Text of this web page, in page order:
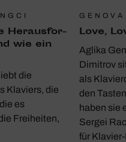
Heraus­for­
wie ein
die
Klaviers, die
es
Freiheiten,
Love,
Aglika
Dimitrov
als
den
haben sie
Sergei
für